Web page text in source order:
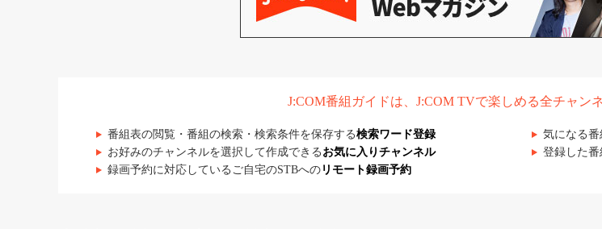
J:COM番組ガイドは、J:COM TVで楽しめる全チャン
番組表の閲覧・番組の検索・検索条件を保存する検索ワード登録 気になる番
お好みのチャンネルを選択して作成できる お気に入りチャンネル 登録した
録画予約に対応しているご自宅のSTBへの リモート録画予約